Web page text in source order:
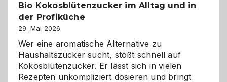
Gefahr
für
Hunde
im
eigenen
Bio Kokosblütenzucker im Alltag und in
der Profiküche
29. Mai 2026
Wer eine aromatische Alternative zu
Haushaltszucker sucht, stößt schnell auf
Kokosblütenzucker. Er lässt sich in vielen
Rezepten unkompliziert dosieren und bringt